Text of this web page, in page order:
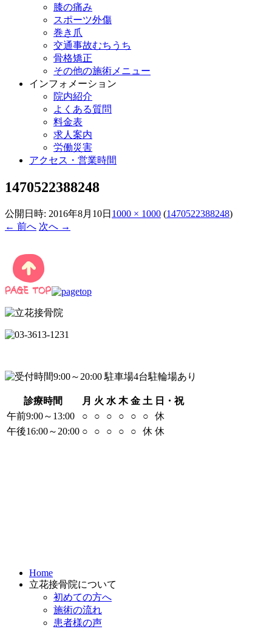
膝の痛み
スポーツ外傷
巻き爪
交通事故むちうち
骨格矯正
その他の施術メニュー
インフォメーション
院内紹介
よくある質問
料金表
求人案内
労働災害
アクセス・営業時間
1470522388248
公開日時: 2016年8月10日 1000 × 1000 (1470522388248)
← 前へ 次へ →
診療時間 月 火 水 木 金 土 日・祝
午前9:00～13:00
○ ○ ○ ○ ○ ○
休
午後16:00～20:00 ○ ○ ○ ○ ○ 休 休
Home
立花接骨院について
初めての方へ
施術の流れ
患者様の声